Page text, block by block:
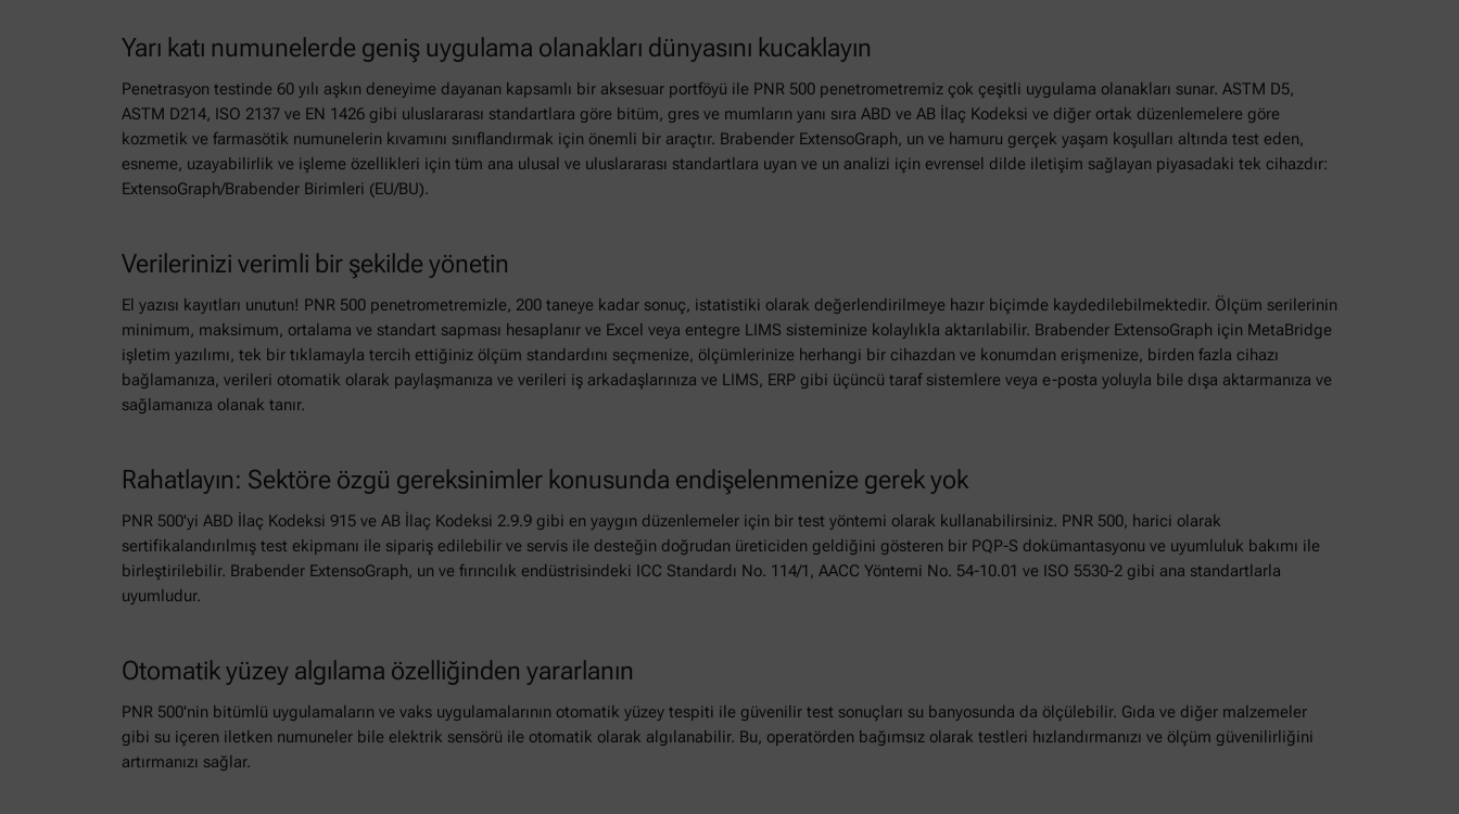
Yarı katı numunelerde geniş uygulama olanakları dünyasını kucaklayın
Penetrasyon testinde 60 yılı aşkın deneyime dayanan kapsamlı bir aksesuar portföyü ile PNR 500 penetrometremiz çok çeşitli uygulama olanakları sunar. ASTM D5,
ASTM D214, ISO 2137 ve EN 1426 gibi uluslararası standartlara göre bitüm, gres ve mumların yanı sıra ABD ve AB İlaç Kodeksi ve diğer ortak düzenlemelere göre
kozmetik ve farmasötik numunelerin kıvamını sınıflandırmak için önemli bir araçtır. Brabender ExtensoGraph, un ve hamuru gerçek yaşam koşulları altında test eden,
esneme, uzayabilirlik ve işleme özellikleri için tüm ana ulusal ve uluslararası standartlara uyan ve un analizi için evrensel dilde iletişim sağlayan piyasadaki tek cihazdır:
ExtensoGraph/Brabender Birimleri (EU/BU).
Verilerinizi verimli bir şekilde yönetin
El yazısı kayıtları unutun! PNR 500 penetrometremizle, 200 taneye kadar sonuç, istatistiki olarak değerlendirilmeye hazır biçimde kaydedilebilmektedir. Ölçüm serilerinin
minimum, maksimum, ortalama ve standart sapması hesaplanır ve Excel veya entegre LIMS sisteminize kolaylıkla aktarılabilir. Brabender ExtensoGraph için MetaBridge
işletim yazılımı, tek bir tıklamayla tercih ettiğiniz ölçüm standardını seçmenize, ölçümlerinize herhangi bir cihazdan ve konumdan erişmenize, birden fazla cihazı
bağlamanıza, verileri otomatik olarak paylaşmanıza ve verileri iş arkadaşlarınıza ve LIMS, ERP gibi üçüncü taraf sistemlere veya e-posta yoluyla bile dışa aktarmanıza ve
sağlamanıza olanak tanır.
Rahatlayın: Sektöre özgü gereksinimler konusunda endişelenmenize gerek yok
PNR 500'yi ABD İlaç Kodeksi 915 ve AB İlaç Kodeksi 2.9.9 gibi en yaygın düzenlemeler için bir test yöntemi olarak kullanabilirsiniz. PNR 500, harici olarak
sertifikalandırılmış test ekipmanı ile sipariş edilebilir ve servis ile desteğin doğrudan üreticiden geldiğini gösteren bir PQP-S dokümantasyonu ve uyumluluk bakımı ile
birleştirilebilir. Brabender ExtensoGraph, un ve fırıncılık endüstrisindeki ICC Standardı No. 114/1, AACC Yöntemi No. 54-10.01 ve ISO 5530-2 gibi ana standartlarla
uyumludur.
Otomatik yüzey algılama özelliğinden yararlanın
PNR 500'nin bitümlü uygulamaların ve vaks uygulamalarının otomatik yüzey tespiti ile güvenilir test sonuçları su banyosunda da ölçülebilir. Gıda ve diğer malzemeler
gibi su içeren iletken numuneler bile elektrik sensörü ile otomatik olarak algılanabilir. Bu, operatörden bağımsız olarak testleri hızlandırmanızı ve ölçüm güvenilirliğini
artırmanızı sağlar.